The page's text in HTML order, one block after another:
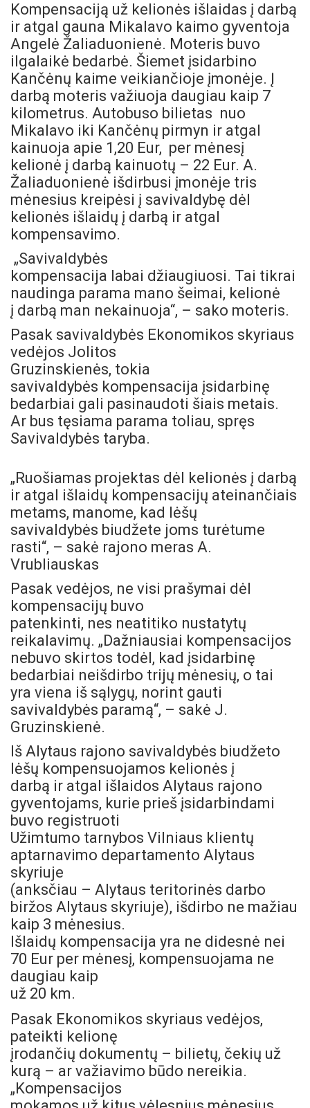
Kompensaciją už kelionės išlaidas į darbą
ir atgal gauna Mikalavo kaimo gyventoja
Angelė Žaliaduonienė. Moteris buvo
ilgalaikė bedarbė. Šiemet įsidarbino
Kančėnų kaime veikiančioje įmonėje. Į
darbą moteris važiuoja daugiau kaip 7
kilometrus. Autobuso bilietas nuo
Mikalavo iki Kančėnų pirmyn ir atgal
kainuoja apie 1,20 Eur, per mėnesį
kelionė į darbą kainuotų – 22 Eur. A.
Žaliaduonienė išdirbusi įmonėje tris
mėnesius kreipėsi į savivaldybę dėl
kelionės išlaidų į darbą ir atgal
kompensavimo.
„Savivaldybės
kompensacija labai džiaugiuosi. Tai tikrai
naudinga parama mano šeimai, kelionė
į darbą man nekainuoja“, – sako moteris.
Pasak savivaldybės Ekonomikos skyriaus
vedėjos Jolitos
Gruzinskienės, tokia
savivaldybės kompensacija įsidarbinę
bedarbiai gali pasinaudoti šiais metais.
Ar bus tęsiama parama toliau, spręs
Savivaldybės taryba.
„Ruošiamas projektas dėl kelionės į darbą
ir atgal išlaidų kompensacijų ateinančiais
metams, manome, kad lėšų
savivaldybės biudžete joms turėtume
rasti“, – sakė rajono meras A.
Vrubliauskas
Pasak vedėjos, ne visi prašymai dėl
kompensacijų buvo
patenkinti, nes neatitiko nustatytų
reikalavimų. „Dažniausiai kompensacijos
nebuvo skirtos todėl, kad įsidarbinę
bedarbiai neišdirbo trijų mėnesių, o tai
yra viena iš sąlygų, norint gauti
savivaldybės paramą“, – sakė J.
Gruzinskienė.
Iš Alytaus rajono savivaldybės biudžeto
lėšų kompensuojamos kelionės į
darbą ir atgal išlaidos Alytaus rajono
gyventojams, kurie prieš įsidarbindami
buvo registruoti
Užimtumo tarnybos Vilniaus klientų
aptarnavimo departamento Alytaus
skyriuje
(anksčiau – Alytaus teritorinės darbo
biržos Alytaus skyriuje), išdirbo ne mažiau
kaip 3 mėnesius.
Išlaidų kompensacija yra ne didesnė nei
70 Eur per mėnesį, kompensuojama ne
daugiau kaip
už 20 km.
Pasak Ekonomikos skyriaus vedėjos,
pateikti kelionę
įrodančių dokumentų – bilietų, čekių už
kurą – ar važiavimo būdo nereikia.
„Kompensacijos